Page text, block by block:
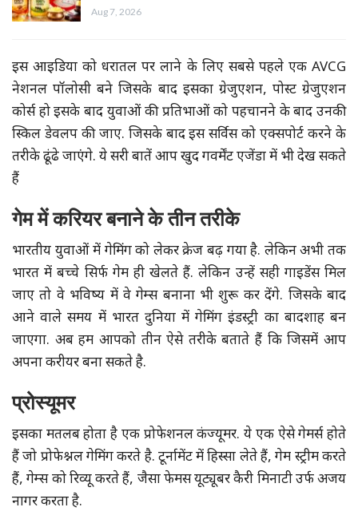
Aug 7, 2026
इस आइडिया को धरातल पर लाने के लिए सबसे पहले एक AVCG
नेशनल पॉलोसी बने जिसके बाद इसका ग्रेजुएशन, पोस्ट ग्रेजुएशन
कोर्स हो इसके बाद युवाओं की प्रतिभाओं को पहचानने के बाद उनकी
स्किल डेवलप की जाए. जिसके बाद इस सर्विस को एक्सपोर्ट करने के
तरीके ढूंढे जाएंगे. ये सरी बातें आप खुद गवर्मेंट एजेंडा में भी देख सकते
हैं
गेम में करियर बनाने के तीन तरीके
भारतीय युवाओं में गेमिंग को लेकर क्रेज बढ़ गया है. लेकिन अभी तक
भारत में बच्चे सिर्फ गेम ही खेलते हैं. लेकिन उन्हें सही गाइडेंस मिल
जाए तो वे भविष्य में वे गेम्स बनाना भी शुरू कर देंगे. जिसके बाद
आने वाले समय में भारत दुनिया में गेमिंग इंडस्ट्री का बादशाह बन
जाएगा. अब हम आपको तीन ऐसे तरीके बताते हैं कि जिसमें आप
अपना करीयर बना सकते है.
प्रोस्यूमर
इसका मतलब होता है एक प्रोफेशनल कंज्यूमर. ये एक ऐसे गेमर्स होते
हैं जो प्रोफेश्नल गेमिंग करते है. टूर्नामेंट में हिस्सा लेते हैं, गेम स्ट्रीम करते
हैं, गेम्स को रिव्यू करते हैं, जैसा फेमस यूट्यूबर कैरी मिनाटी उर्फ अजय
नागर करता है.